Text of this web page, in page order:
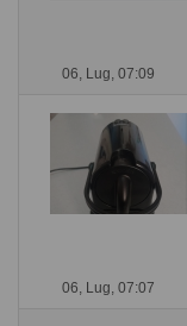
06, Lug, 07:09
06, Lug, 07:07